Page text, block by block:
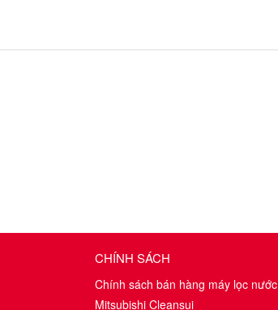
CHÍNH SÁCH
Chính sách bán hàng máy lọc nước
Mitsubishi Cleansui